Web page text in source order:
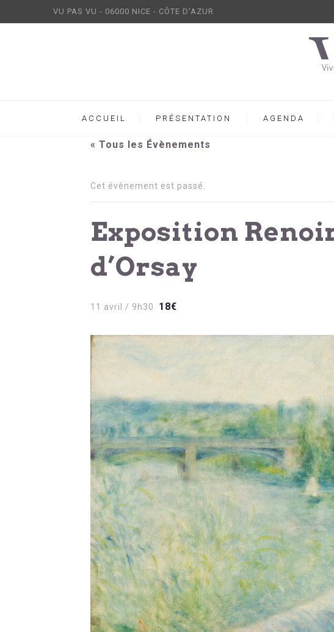
VU PAS VU - 06000 NICE - CÔTE D'AZUR
ACCUEIL PRÉSENTATION AGENDA
« Tous les Évènements
Cet évènement est passé.
Exposition
d’Orsay
11 avril / 9h30 18€